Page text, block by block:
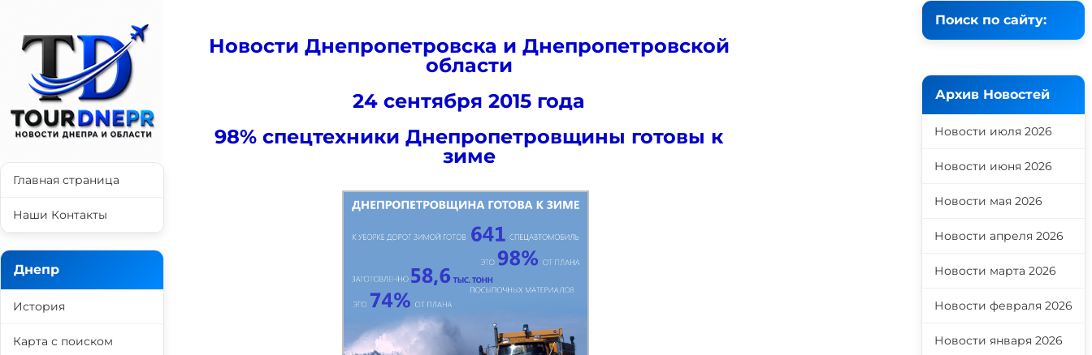
Новости Днепропетровска и Днепропетровской
области
24 сентября 2015 года
98% спецтехники Днепропетровщины готовы к
зиме
Главная страница
Наши Контакты
Днепр
История
Карта с поиском
Поиск по сайту:
Архив Новостей
Новости июля 2026
Новости июня 2026
Новости мая 2026
Новости апреля 2026
Новости марта 2026
Новости февраля 2026
Новости января 2026